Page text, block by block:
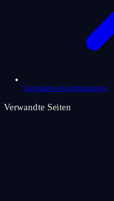
Tarotkarten-Kombinationen
Verwandte Seiten